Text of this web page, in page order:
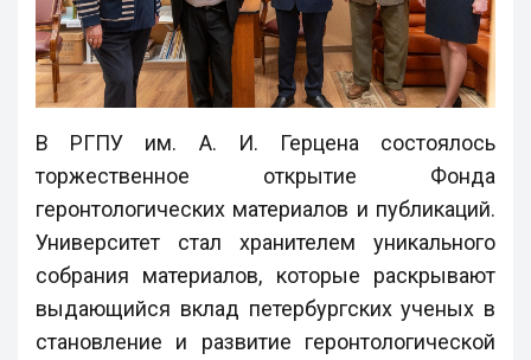
В РГПУ им. А. И. Герцена состоялось
торжественное открытие Фонда
геронтологических материалов и публикаций.
Университет стал хранителем уникального
собрания материалов, которые раскрывают
выдающийся вклад петербургских ученых в
становление и развитие геронтологической